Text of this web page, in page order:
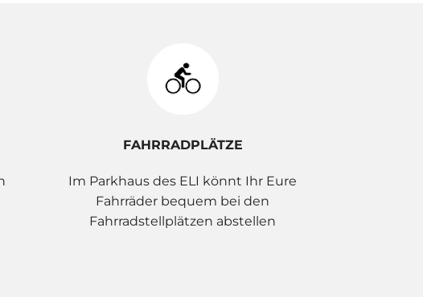
FAHRRADPLÄTZE
Im Parkhaus des ELI könnt Ihr Eure
Fahrräder bequem bei den
Fahrradstellplätzen abstellen